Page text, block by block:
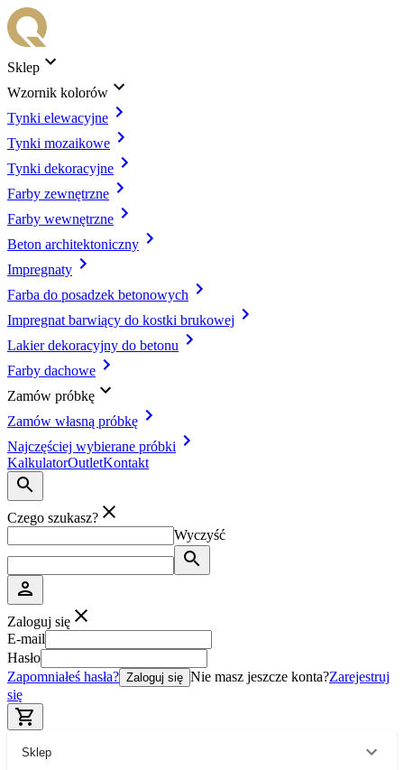
Sklep
Wzornik kolorów
Tynki elewacyjne
Tynki mozaikowe
Tynki dekoracyjne
Farby zewnętrzne
Farby wewnętrzne
Beton architektoniczny
Impregnaty
Farba do posadzek betonowych
Impregnat barwiący do kostki brukowej
Lakier dekoracyjny do betonu
Farby dachowe
Zamów próbkę
Zamów własną próbkę
Najczęściej wybierane próbki
KalkulatorOutletKontakt
Czego szukasz?
Wyczyść
Zaloguj się
E-mail
Hasło
Zapomniałeś hasła? Zaloguj się Nie masz jeszcze konta?Zarejestruj
się
Sklep